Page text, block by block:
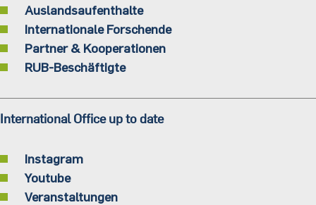
Auslandsaufenthalte
Internationale Forschende
Partner & Kooperationen
RUB-Beschäftigte
International Office up to date
Instagram
Youtube
Veranstaltungen